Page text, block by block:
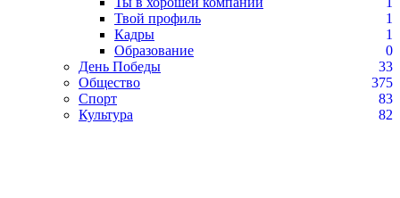
Твой профиль
1
Кадры
1
Образование
0
День Победы
33
Общество
375
Спорт
83
Культура
82